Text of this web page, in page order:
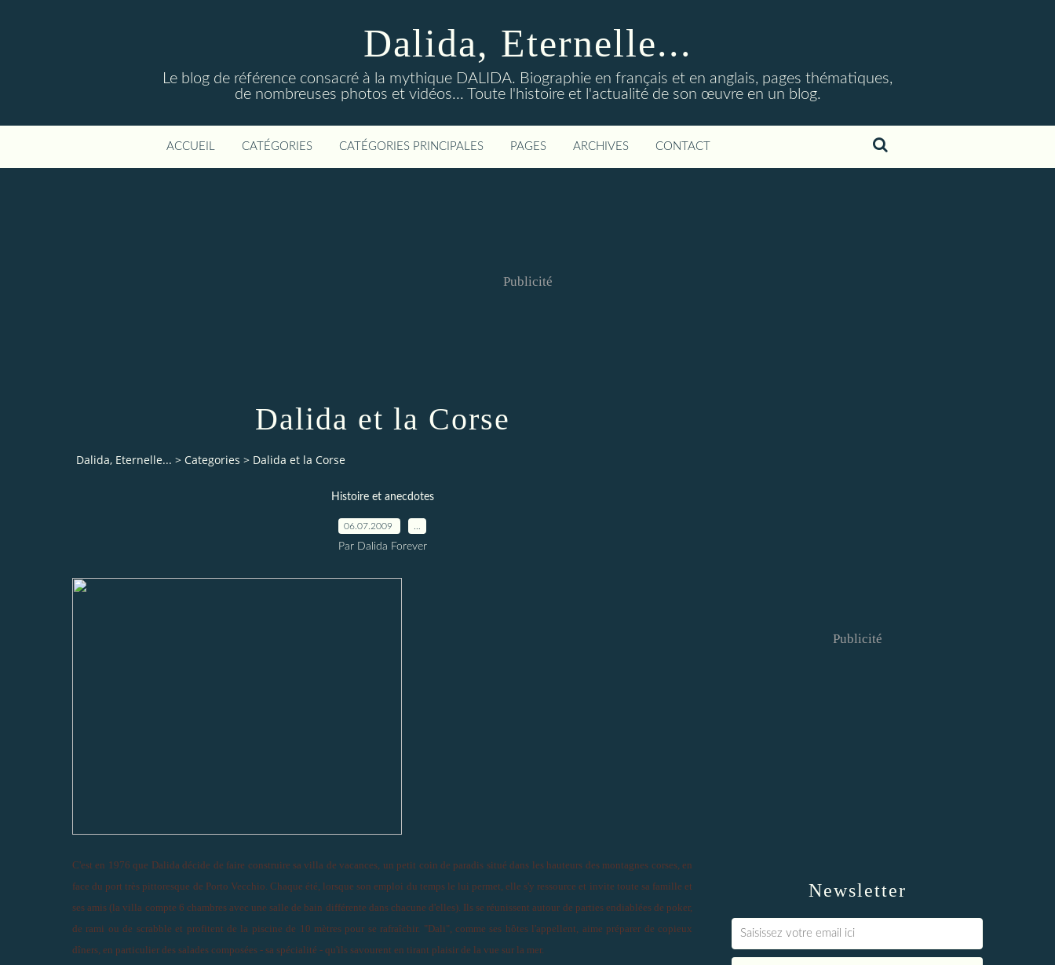
Dalida, Eternelle...
Le blog de référence consacré à la mythique DALIDA. Biographie en français et en anglais, pages thématiques,
de nombreuses photos et vidéos... Toute l'histoire et l'actualité de son œuvre en un blog.
ACCUEIL CATÉGORIES CATÉGORIES PRINCIPALES PAGES ARCHIVES CONTACT
Publicité
Dalida et la Corse
Dalida, Eternelle... > Categories > Dalida et la Corse
Histoire et anecdotes
06.07.2009
Par Dalida Forever
C'est en 1976 que Dalida décide de faire construire sa villa de vacances, un petit coin de paradis situé dans les hauteurs des montagnes corses, en
face du port très pittoresque de Porto Vecchio. Chaque été, lorsque son emploi du temps le lui permet, elle s'y ressource et invite toute sa famille et
ses amis (la villa compte 6 chambres avec une salle de bain différente dans chacune d'elles). Ils se réunissent autour de parties endiablées de poker,
de rami ou de scrabble et profitent de la piscine de 10 mètres pour se rafraîchir. "Dali", comme ses hôtes l'appellent, aime préparer de copieux
dîners, en particulier des salades composées - sa spécialité - qu'ils savourent en tirant plaisir de la vue sur la mer.
Newsletter
Publicité